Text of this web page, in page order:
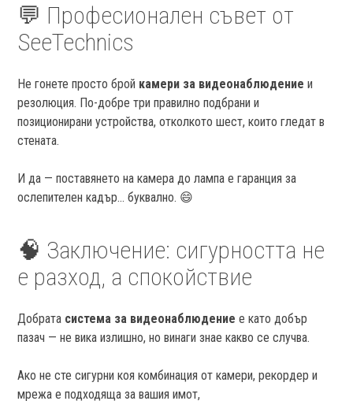
💬 Професионален съвет от
SeeTechnics
Не гонете просто брой камери за видеонаблюдение и
резолюция. По-добре три правилно подбрани и
позиционирани устройства, отколкото шест, които гледат в
стената.
И да — поставянето на камера до лампа е гаранция за
ослепителен кадър... буквално. 😄
🧠 Заключение: сигурността не
е разход, а спокойствие
Добрата система за видеонаблюдение е като добър
пазач — не вика излишно, но винаги знае какво се случва.
Ако не сте сигурни коя комбинация от камери, рекордер и
мрежа е подходяща за вашия имот,